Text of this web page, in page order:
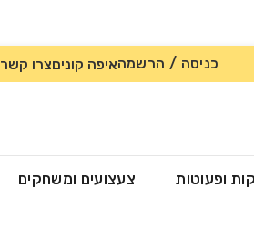
כניסה / הרשמהאיפה קוניםצרו קשר
ופעוטות צעצועים ומשחקים